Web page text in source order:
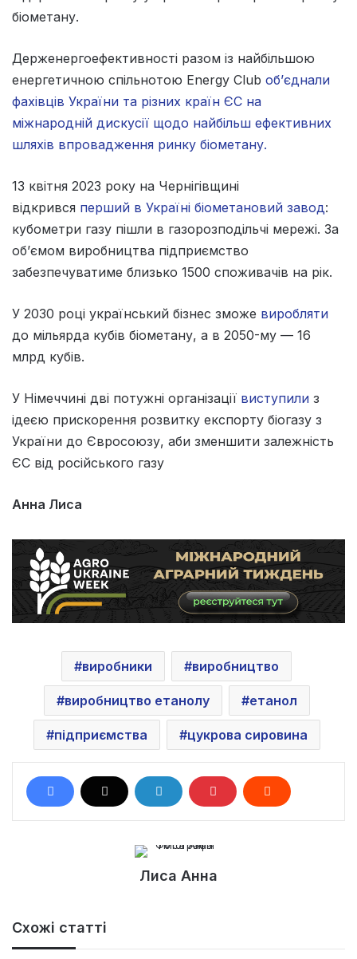
біометану.
Держенергоефективності разом із найбільшою
енергетичною спільнотою Energy Club об’єднали
фахівців України та різних країн ЄС на
міжнародній дискусії щодо найбільш ефективних
шляхів впровадження ринку біометану.
13 квітня 2023 року на Чернігівщині
відкрився перший в Україні біометановий завод:
кубометри газу пішли в газорозподільчі мережі. За
об’ємом виробництва підприємство
забезпечуватиме близько 1500 споживачів на рік.
У 2030 році український бізнес зможе виробляти
до мільярда кубів біометану, а в 2050-му — 16
млрд кубів.
У Німеччині дві потужні організації виступили з
ідеєю прискорення розвитку експорту біогазу з
України до Євросоюзу, аби зменшити залежність
ЄС від російського газу
Анна Лиса
виробники виробництво
виробництво етанолу етанол
підприємства цукрова сировина
Лиса Анна
Схожі статті